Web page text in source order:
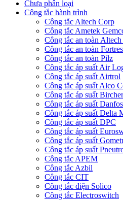
Chưa phân loại
Công tắc hành trình
Công tắc Altech Corp
Công tắc Ametek
Công tắc an toàn
Công tắc an toàn
Công tắc an toàn Pilz
Công tắc áp suất Air
Công tắc áp suất Airtrol
Công tắc áp suất Alco
Công tắc áp suất
Công tắc áp suất
Công tắc áp suất Delta
Công tắc áp suất DPC
Công tắc áp suất
Công tắc áp suất
Công tắc áp suất
Công tắc APEM
Công tắc Azbil
Công tắc CIT
Công tắc điện Solico
Công tắc Electroswitch